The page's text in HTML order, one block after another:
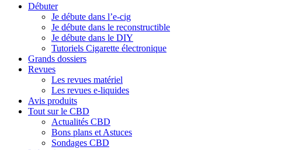
Débuter
Je débute dans l’e-cig
Je débute dans le reconstructible
Je débute dans le DIY
Tutoriels Cigarette électronique
Grands dossiers
Revues
Les revues matériel
Les revues e-liquides
Avis produits
Tout sur le CBD
Actualités CBD
Bons plans et Astuces
Sondages CBD